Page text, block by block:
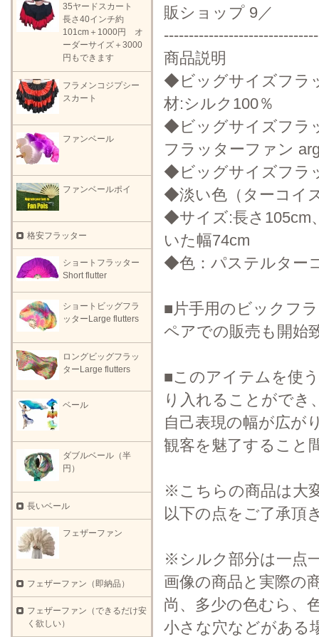
販ショップ 9／
商品説明
◆ビッグサイズフラ
材:シルク100％
◆ビッグサイズフラ
フラッターファン
◆ビッグサイズフラ
◆淡い色（ターコイ
◆サイズ:長さ105cm
いた幅74cm
◆色：パステルター
■片手用のビックフ
ペアでの販売も開始
■このアイテムを使
り入れることができ
自己表現の幅が広が
観客を魅了すること
※こちらの商品は大
以下の点をご了承頂
※シルク部分は一点
画像の商品と実際の
尚、多少の色むら、
小さな穴などがある
35ヤードスカート
長さ40インチ約
101cm＋1000円 オ
ーダーサイズ＋3000
円もできます
フラメンコジプシー
スカート
ファンベール
ファンベールポイ
格安フラッター
ショートフラッター
Short flutter
ショートビッグフラ
ッターLarge flutters
ロングビッグフラッ
ターLarge flutters
ベール
ダブルベール（半
円）
長いベール
フェザーファン
フェザーファン（即納品）
フェザーファン（できるだけ安
く欲しい）